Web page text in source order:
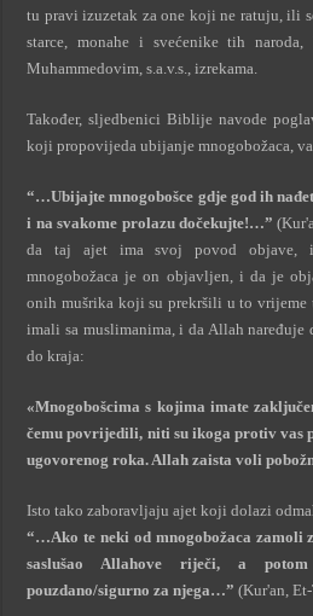
tu pravi izuzetak za one koji ne ratuju, ili
starce, monahe i svećenike tih
Muhammedovim, s.a.v.s., izrekama.
Također, sljedbenici Biblije navode
koji propovijeda ubijanje mnogobožaca,
“…Ubijajte mnogobošce gdje god ih
i na svakome prolazu dočekujte!…”
da taj ajet ima svoj povod objave,
mnogobožaca je on objavljen, i da je
onih mušrika koji su prekršili u to vrijeme
imali sa muslimanima, i da Allah
do kraja:
«Mnogobošcima s kojima imate
čemu povrijedili, niti su ikoga protiv vas
ugovorenog roka. Allah zaista voli
Isto tako zaboravljaju ajet koji dolazi
“…Ako te neki od mnogobožaca zamoli
saslušao Allahove riječi, a
pouzdano/sigurno za njega…” (Kur'an,